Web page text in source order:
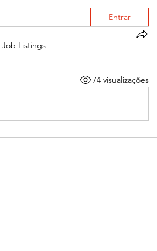
Entrar
Job Listings
74 visualizações